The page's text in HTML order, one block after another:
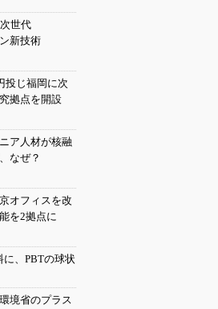
世代
新技術
投じ福岡に次
拠点を開設
ア人材が核融
なぜ？
オフィスを改
を2拠点に
、PBTの球状
境省のプラス